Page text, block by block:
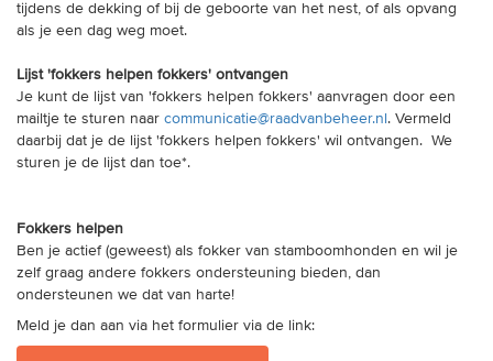
Inlog Mijn RvB account
Inlog leden / officials
Over ons
Veelgestelde vragen
Vacatures
tijdens de dekking of bij de geboorte van het nest, of als opvang
als je een dag weg moet.
Lijst 'fokkers helpen fokkers' ontvangen
Je kunt de lijst van 'fokkers helpen fokkers' aanvragen door een
mailtje te sturen naar communicatie@raadvanbeheer.nl . Vermeld
daarbij dat je de lijst 'fokkers helpen fokkers' wil ontvangen. We
sturen je de lijst dan toe*.
Fokkers helpen
Ben je actief (geweest) als fokker van stamboomhonden en wil je
zelf graag andere fokkers ondersteuning bieden, dan
ondersteunen we dat van harte!
Meld je dan aan via het formulier via de link: